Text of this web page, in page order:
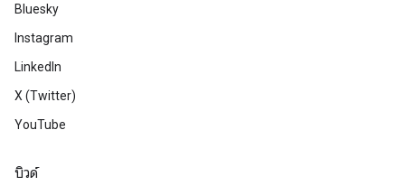
Bluesky
Instagram
LinkedIn
X (Twitter)
YouTube
บิวด์